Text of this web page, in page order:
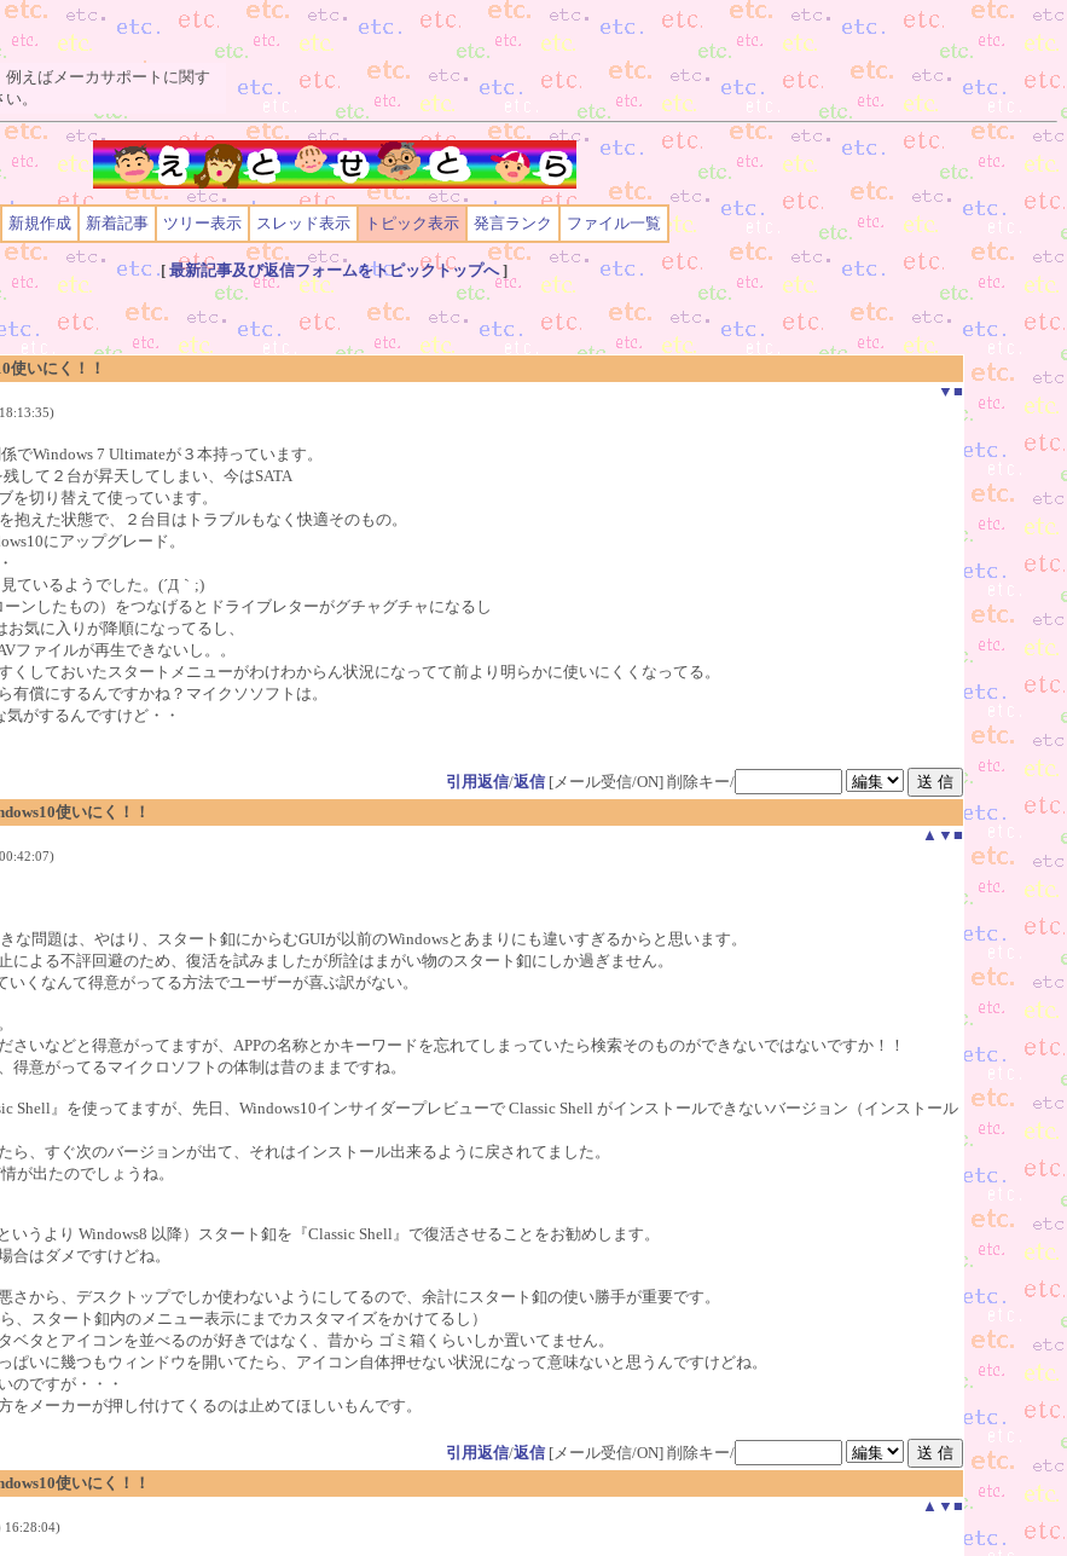
えばメーカサポートに関す
。
新規作成 新着記事 ツリー表示 スレッド表示 トピック表示 発言ランク ファイル一覧
[ 最新記事及び返信フォームをトピックトップへ]
使いにく！！
▼ ■
でWindows 7 Ultimateが３本持っています。
して２台が昇天してしまい、今はSATA
を切り替えて使っています。
抱えた状態で、２台目はトラブルもなく快適そのもの。
にアップグレード。
ているようでした。(´Д｀;)
ンしたもの）をつなげるとドライブレターがグチャグチャになるし
気に入りが降順になってるし、
ファイルが再生できないし。。
くしておいたスタートメニューがわけわからん状況になってて前より明らかに使いにくくなってる。
有償にするんですかね？マイクソソフトは。
がするんですけど・・
引用返信/返信 [メール受信/ON] 削除キー/
使いにく！！
▲ ▼ ■
な問題は、やはり、スタート釦にからむGUIが以前のWindowsとあまりにも違いすぎるからと思います。
による不評回避のため、復活を試みましたが所詮はまがい物のスタート釦にしか過ぎません。
いくなんて得意がってる方法でユーザーが喜ぶ訳がない。
さいなどと得意がってますが、APPの名称とかキーワードを忘れてしまっていたら検索そのものができないではないですか！！
得意がってるマイクロソフトの体制は昔のままですね。
Shell』を使ってますが、先日、Windows10インサイダープレビューで Classic Shell がインストールできないバージョン（インストール
ら、すぐ次のバージョンが出て、それはインストール出来るように戻されてました。
が出たのでしょうね。
いうより Windows8 以降）スタート釦を『Classic Shell』で復活させることをお勧めします。
合はダメですけどね。
さから、デスクトップでしか使わないようにしてるので、余計にスタート釦の使い勝手が重要です。
、スタート釦内のメニュー表示にまでカスタマイズをかけてるし）
ベタとアイコンを並べるのが好きではなく、昔から ゴミ箱くらいしか置いてません。
ぱいに幾つもウィンドウを開いてたら、アイコン自体押せない状況になって意味ないと思うんですけどね。
のですが・・・
をメーカーが押し付けてくるのは止めてほしいもんです。
引用返信/返信 [メール受信/ON] 削除キー/
使いにく！！
▲ ▼ ■
16:28:04)